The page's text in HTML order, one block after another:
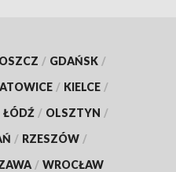
/ GDAŃSK /
/ KIELCE /
ŁÓDŹ / OLSZTYN /
/ RZESZÓW /
/ WROCŁAW